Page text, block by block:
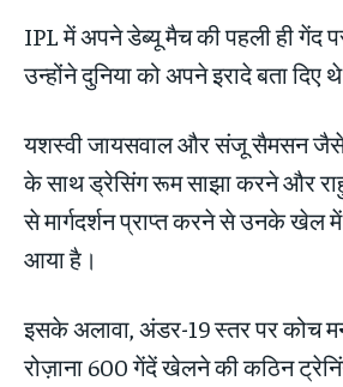
IPL में अपने डेब्यू मैच की पहली ही गेंद
उन्होंने दुनिया को अपने इरादे बता दिए
यशस्वी जायसवाल और संजू सैमसन जैसे
के साथ ड्रेसिंग रूम साझा करने और
से मार्गदर्शन प्राप्त करने से उनके खेल
आया है।
इसके अलावा, अंडर-19 स्तर पर कोच
रोज़ाना 600 गेंदें खेलने की कठिन